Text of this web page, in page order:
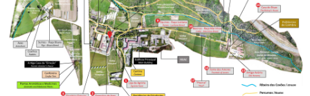
Loja da Agrária
Mudança de Par Instituição/Curso